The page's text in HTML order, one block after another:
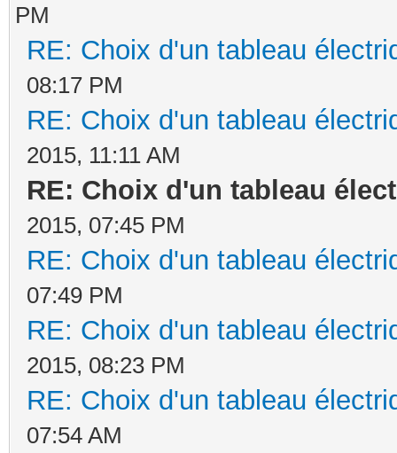
PM
RE: Choix d'un tableau
08:17 PM
RE: Choix d'un tableau
2015, 11:11 AM
RE: Choix d'un tableau
2015, 07:45 PM
RE: Choix d'un tableau
07:49 PM
RE: Choix d'un tableau
2015, 08:23 PM
RE: Choix d'un tableau
07:54 AM